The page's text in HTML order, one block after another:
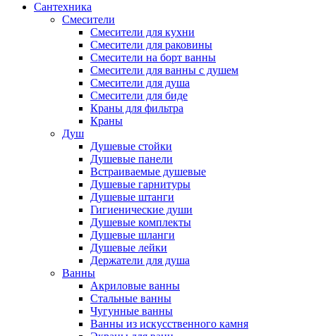
Сантехника
Смесители
Смесители для кухни
Смесители для раковины
Смесители на борт ванны
Смесители для ванны с душем
Смесители для душа
Смесители для биде
Краны для фильтра
Краны
Душ
Душевые стойки
Душевые панели
Встраиваемые душевые
Душевые гарнитуры
Душевые штанги
Гигиенические души
Душевые комплекты
Душевые шланги
Душевые лейки
Держатели для душа
Ванны
Акриловые ванны
Стальные ванны
Чугунные ванны
Ванны из искусственного камня